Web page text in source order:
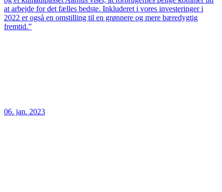
at arbejde for det fælles bedste. Inkluderet i vores investeringer i
2022 er også en omstilling til en grønnere og mere bæredygtig
fremtid.”
06. jan. 2023